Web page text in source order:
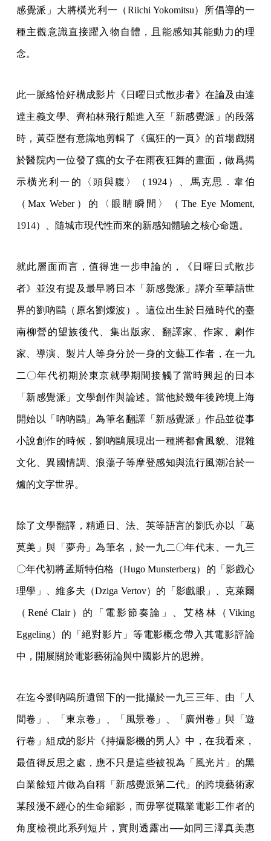
感覺派」大將橫光利一（Riichi Yokomitsu）所倡導的一
種主觀意識直接躍入物自體，且能感知其能動力的理
念。
此一脈絡恰好構成影片《日曜日式散步者》在論及由達
達主義文學、齊柏林飛行船進入至「新感覺派」的段落
時，黃亞歷有意識地剪輯了《瘋狂的一頁》的首場戲關
於醫院內一位發了瘋的女子在雨夜狂舞的畫面，做爲揭
示橫光利一的〈頭與腹〉（1924）、馬克思．韋伯
（Max Weber）的〈眼睛瞬間〉（The Eye Moment,
1914）、隨城市現代性而來的新感知體驗之核心命題。
就此層面而言，值得進一步申論的，《日曜日式散步
者》並沒有提及最早將日本「新感覺派」譯介至華語世
界的劉吶鷗（原名劉燦波）。這位出生於日殖時代的臺
南柳營的望族後代、集出版家、翻譯家、作家、劇作
家、導演、製片人等身分於一身的文藝工作者，在一九
二〇年代初期於東京就學期間接觸了當時興起的日本
「新感覺派」文學創作與論述。當他於幾年後跨境上海
開始以「吶吶鷗」為筆名翻譯「新感覺派」作品並從事
小說創作的時候，劉吶鷗展現出一種將都會風貌、混雜
文化、異國情調、浪蕩子等摩登感知與流行風潮冶於一
爐的文字世界。
除了文學翻譯，精通日、法、英等語言的劉氏亦以「葛
莫美」與「夢舟」為筆名，於一九二〇年代末、一九三
〇年代初將孟斯特伯格（Hugo Munsterberg）的「影戲心
理學」、維多夫（Dziga Vertov）的「影戲眼」、克萊爾
（René Clair）的「電影節奏論」、艾格林（Viking
Eggeling）的「絕對影片」等電影概念帶入其電影評論
中，開展關於電影藝術論與中國影片的思辨。
在迄今劉吶鷗所遺留下的一批攝於一九三三年、由「人
間卷」、「東京卷」、「風景卷」、「廣州卷」與「遊
行卷」組成的影片《持攝影機的男人》中，在我看來，
最值得反思之處，應不只是這些被視為「風光片」的黑
白業餘短片做為自稱「新感覺派第二代」的跨境藝術家
某段漫不經心的生命縮影，而毋寧從職業電影工作者的
角度檢視此系列短片，實則透露出──如同三澤真美惠